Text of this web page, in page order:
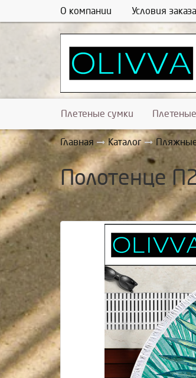
О компании Условия заказа
Плетеные сумки
Главная Каталог
Полотенце